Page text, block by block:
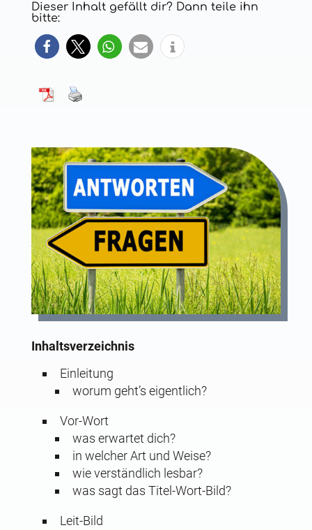
Dieser Inhalt gefällt dir? Dann teile ihn
bitte:
Inhaltsverzeichnis
Einleitung
worum geht’s eigentlich?
Vor-Wort
was erwartet dich?
in welcher Art und Weise?
wie verständlich lesbar?
was sagt das Titel-Wort-Bild?
Leit-Bild